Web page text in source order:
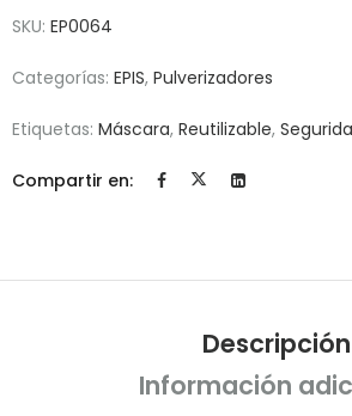
SKU: EP0064
Categorías: EPIS, Pulverizadores
Etiquetas: Máscara, Reutilizable,
Compartir en:
Descripción
Información